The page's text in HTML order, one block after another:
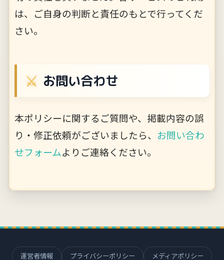
は、ご自身の判断と責任のもとで行ってくだ
さい。
お問い合わせ
本ポリシーに関するご質問や、掲載内容の誤
り・修正依頼がございましたら、 お問い合わ
せフォームよりご連絡ください。
運営者情報 プライバシーポリシー メディアポリシー